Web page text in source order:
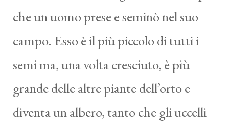
che un uomo prese e seminò nel suo
campo. Esso è il più piccolo di tutti i
semi ma, una volta cresciuto, è più
grande delle altre piante dell’orto e
diventa un albero, tanto che gli uccelli